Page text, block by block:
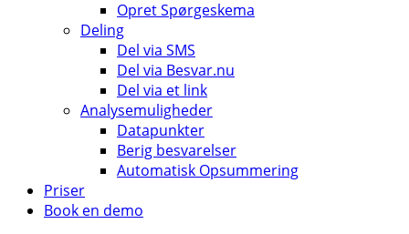
Opret Spørgeskema
Deling
Del via SMS
Del via Besvar.nu
Del via et link
Analysemuligheder
Datapunkter
Berig besvarelser
Automatisk Opsummering
Priser
Book en demo